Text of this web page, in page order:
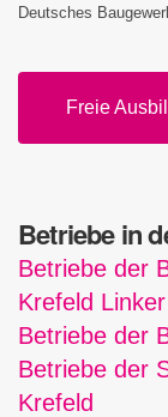
Deutsches
Freie
Betriebe in
Betriebe der
Krefeld
Betriebe der
Betriebe der
Krefeld